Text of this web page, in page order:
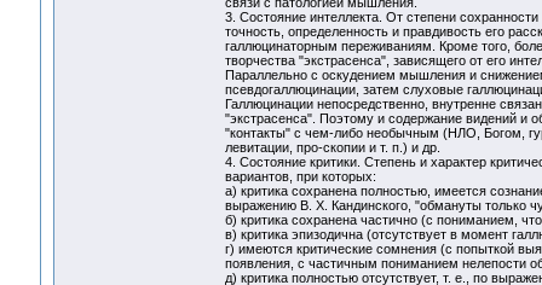
3. Состояние интеллекта. От степени сохранности
точность, определенность и правдивость его
галлюцинаторным переживаниям. Кроме того,
творчества "экстрасенса", зависящего от его
Параллельно с оскудением мышления и
псевдогаллюцинации, затем слуховые
Галлюцинации непосредственно, внутренне
"экстрасенса". Поэтому и содержание видений и
"контакты" с чем-либо необычным (НЛО, Богом,
левитации, про-скопии и т. п.) и др.
4. Состояние критики. Степень и характер
вариантов, при которых:
а) критика сохранена полностью, имеется
выражению В. X. Кандинского, "обмануты только
б) критика сохранена частично (с пониманием,
в) критика эпизодична (отсутствует в момент
г) имеются критические сомнения (с попыткой
появления, с частичным пониманием нелепости
д) критика полностью отсутствует, т. е., по